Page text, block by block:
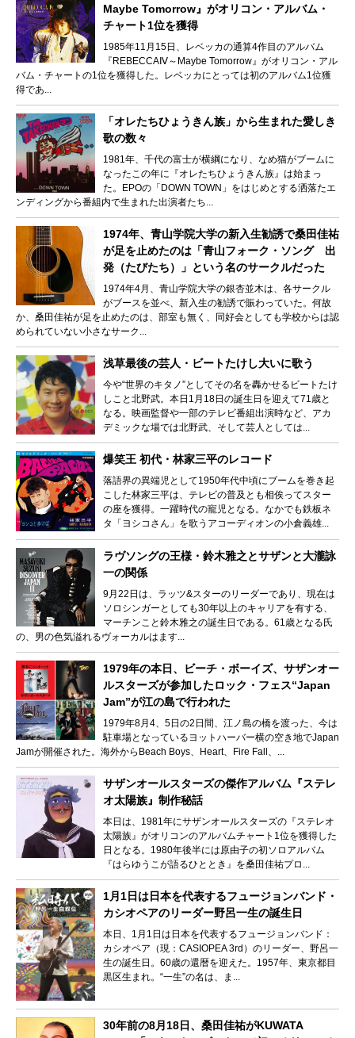
Maybe Tomorrow』がオリコン・アルバム・
チャート1位を獲得
1985年11月15日、レベッカの通算4作目のアルバム
『REBECCAⅣ～Maybe Tomorrow』がオリコン・アル
バム・チャートの1位を獲得した。レベッカにとっては初のアルバム1位獲
得であ...
「オレたちひょうきん族」から生まれた愛しき
歌の数々
1981年、千代の富士が横綱になり、なめ猫がブームに
なったこの年に『オレたちひょうきん族』は始まっ
た。EPOの「DOWN TOWN」をはじめとする洒落たエ
ンディングから番組内で生まれた出演者たち...
1974年、青山学院大学の新入生勧誘で桑田佳祐
が足を止めたのは「青山フォーク・ソング 出
発（たびたち）」という名のサークルだった
1974年4月、青山学院大学の銀杏並木は、各サークル
がブースを並べ、新入生の勧誘で賑わっていた。何故
か、桑田佳祐が足を止めたのは、部室も無く、同好会としても学校からは認
められていない小さなサーク...
浅草最後の芸人・ビートたけし大いに歌う
今や“世界のキタノ”としてその名を轟かせるビートたけ
しこと北野武。本日1月18日の誕生日を迎えて71歳と
なる。映画監督や一部のテレビ番組出演時など、アカ
デミックな場では北野武、そして芸人としては...
爆笑王 初代・林家三平のレコード
落語界の異端児として1950年代中頃にブームを巻き起
こした林家三平は、テレビの普及とも相俟ってスター
の座を獲得。一躍時代の寵児となる。なかでも鉄板ネ
タ「ヨシコさん」を歌うアコーディオンの小倉義雄...
ラヴソングの王様・鈴木雅之とサザンと大瀧詠
一の関係
9月22日は、ラッツ&スターのリーダーであり、現在は
ソロシンガーとしても30年以上のキャリアを有する、
マーチンこと鈴木雅之の誕生日である。61歳となる氏
の、男の色気溢れるヴォーカルはます...
1979年の本日、ビーチ・ボーイズ、サザンオー
ルスターズが参加したロック・フェス“Japan
Jam”が江の島で行われた
1979年8月4、5日の2日間、江ノ島の橋を渡った、今は
駐車場となっているヨットハーバー横の空き地でJapan
Jamが開催された。海外からBeach Boys、Heart、Fire Fall、...
サザンオールスターズの傑作アルバム『ステレ
オ太陽族』制作秘話
本日は、1981年にサザンオールスターズの『ステレオ
太陽族』がオリコンのアルバムチャート1位を獲得した
日となる。1980年後半には原由子の初ソロアルバム
『はらゆうこが語るひととき』を桑田佳祐プロ...
1月1日は日本を代表するフュージョンバンド・
カシオペアのリーダー野呂一生の誕生日
本日、1月1日は日本を代表するフュージョンバンド：
カシオペア（現：CASIOPEA 3rd）のリーダー、野呂一
生の誕生日。60歳の還暦を迎えた。1957年、東京都目
黒区生まれ。“一生”の名は、ま...
30年前の8月18日、桑田佳祐がKUWATA